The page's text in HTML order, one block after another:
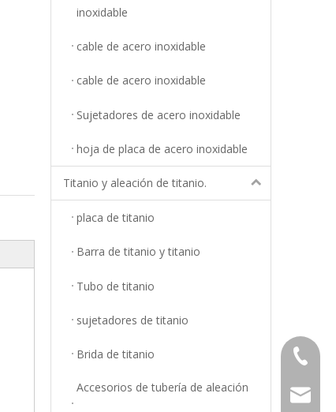
inoxidable
cable de acero inoxidable
cable de acero inoxidable
Sujetadores de acero inoxidable
hoja de placa de acero inoxidable
Titanio y aleación de titanio.
placa de titanio
Barra de titanio y titanio
Tubo de titanio
sujetadores de titanio
Brida de titanio
Accesorios de tubería de aleación
+86-